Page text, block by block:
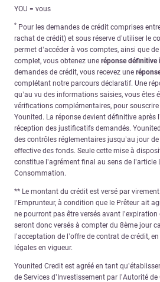
YOU = vous
* Pour les demandes de crédit comprises
rachat de crédit) et sous réserve d’utiliser le
permet d’accéder à vos comptes, ainsi que
complet, vous obtenez une réponse définitive
demandes de crédit, vous recevez une
complétant notre parcours déclaratif. Une
qu’au vu des informations saisies, vous êtes
vérifications complémentaires, pour
Younited. La réponse devient définitive après
réception des justificatifs demandés.
des contrôles réglementaires jusqu’au jour
effective des fonds. Seule cette mise à
constitue l’agrément final au sens de l’article
Consommation.
** Le montant du crédit est versé par
l’Emprunteur, à condition que le Prêteur ait
ne pourront pas être versés avant
seront donc versés à compter du 8ème jour
l’acceptation de l’offre de contrat de crédit,
légales en vigueur.
Younited Credit est agréé en tant
de Services d’Investissement par l’Autorité